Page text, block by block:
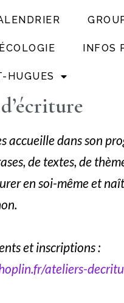
ÉCOLOGIE INFOS
HUGUES
accueille dans son
de textes, de
en soi-même et
et inscriptions :
ateliers-